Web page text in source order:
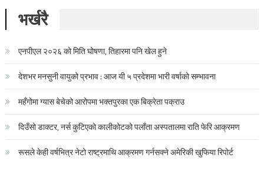
भर्खरै
एनपीएल २०२६ को मिति घोषणा, तिहारमा पनि खेल हुने
देशभर मनसुनी वायुको प्रभाव : आज यी ५ प्रदेशमा भारी वर्षाको सम्भावना
महँगोमा ग्यास बेचेको आरोपमा भक्तपुरका एक बिक्रेता पक्राउ
दिउँसो डाक्टर, नर्स कुटिएको कालीकोटको पलाँता अस्पतालमा राति फेरि आक्रमण
रूसले केही वर्षभित्र नेटो राष्ट्रमाथि आक्रमण गर्नसक्ने अमेरिकी खुफिया रिपोर्ट